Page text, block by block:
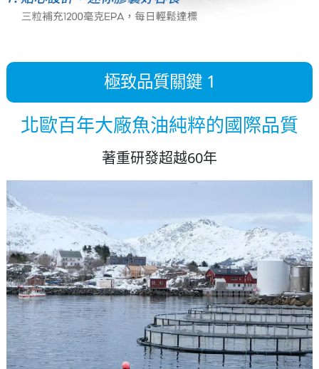
極致品質關鍵 1
北歐百年大廠魚油純粹的國際品質
著重研發超越60年